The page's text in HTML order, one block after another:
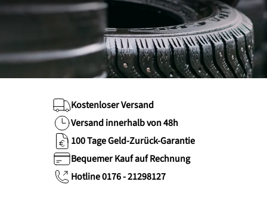
Kostenloser Versand
Versand innerhalb von 48h
100 Tage Geld-Zurück-Garantie
Bequemer Kauf auf Rechnung
Hotline 0176 - 21298127